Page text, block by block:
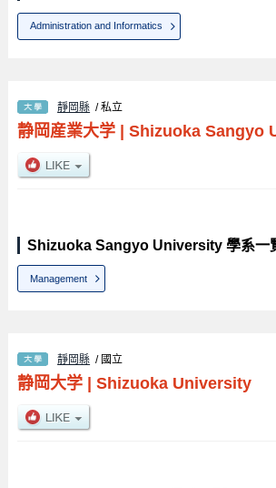
Administration and Informatics
靜岡縣 / 私立
静岡産業大学| Shizuoka Sangyo
Shizuoka Sangyo University 學系一
Management
靜岡縣 / 國立
静岡大学| Shizuoka University